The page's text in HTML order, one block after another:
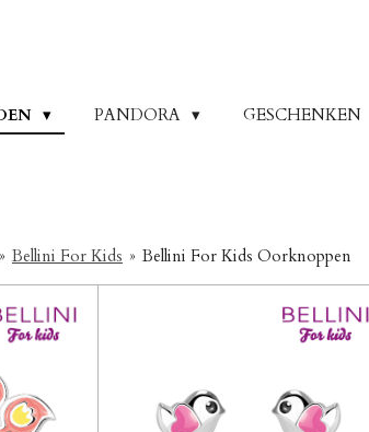
PANDORA GESCHENKEN
» Bellini For Kids » Bellini For Kids Oorknoppen